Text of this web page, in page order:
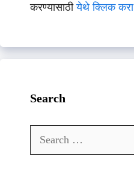
करण्यासाठीयेथे क्लिक करा
Search
Search
for: